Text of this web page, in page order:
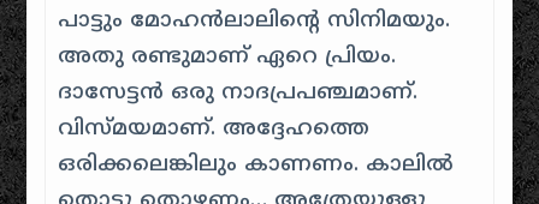
പാട്ടും മോഹന്‍ലാലിന്റെ സിനിമയും.
അതു രണ്ടുമാണ് ഏറെ പ്രിയം.
ദാസേട്ടന്‍ ഒരു നാദപ്രപഞ്ചമാണ്.
വിസ്മയമാണ്. അദ്ദേഹത്തെ
ഒരിക്കലെങ്കിലും കാണണം. കാലില്‍